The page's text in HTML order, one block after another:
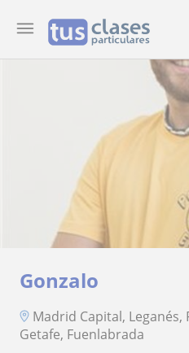
Gonzalo
Madrid Capital, Leganés,
Getafe, Fuenlabrada